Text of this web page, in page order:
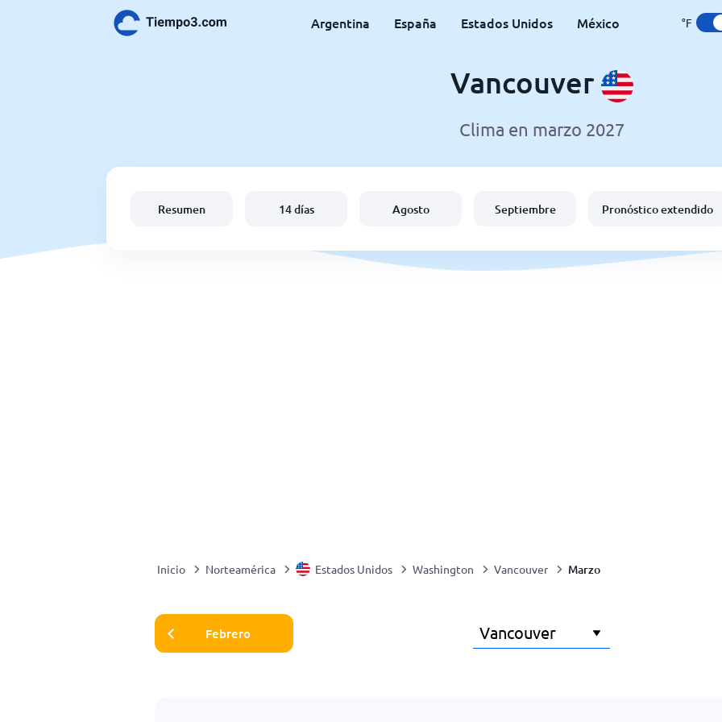
Argentina España Estados Unidos México °F
Vancouver
Clima en marzo 2027
Resumen 14 días Agosto Septiembre Pronóstico extendido
Inicio Norteamérica Estados Unidos Washington Vancouver Marzo
Febrero